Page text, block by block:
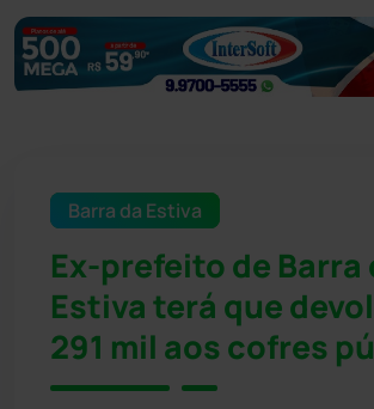
Barra da Estiva
Ex-prefeito de Barra
Estiva terá que
291 mil aos cofres